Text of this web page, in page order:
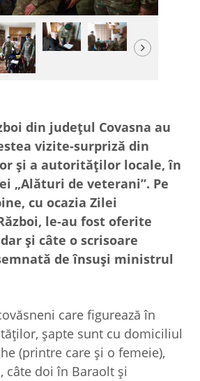
Next
din județul Covasna au
vizite-surpriză din
și a autorităților locale, în
„Alături de veterani”. Pe
cu ocazia Zilei
le-au fost oferite
și câte o scrisoare
de însuși ministrul
care figurează în
șapte sunt cu domiciliul
(printre care și o femeie),
câte doi în Baraolt și